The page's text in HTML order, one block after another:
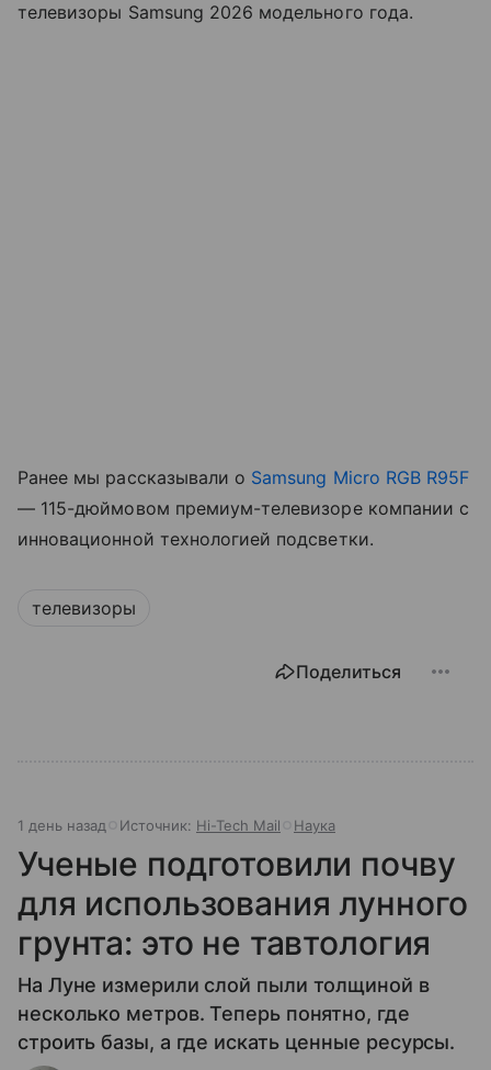
телевизоры Samsung 2026 модельного года.
Ранее мы рассказывали о Samsung Micro RGB R95F
— 115-дюймовом премиум-телевизоре компании с
инновационной технологией подсветки.
телевизоры
Поделиться
1 день назад Источник: Hi-Tech Mail Наука
Ученые подготовили почву
для использования лунного
грунта: это не тавтология
На Луне измерили слой пыли толщиной в
несколько метров. Теперь понятно, где
строить базы, а где искать ценные ресурсы.